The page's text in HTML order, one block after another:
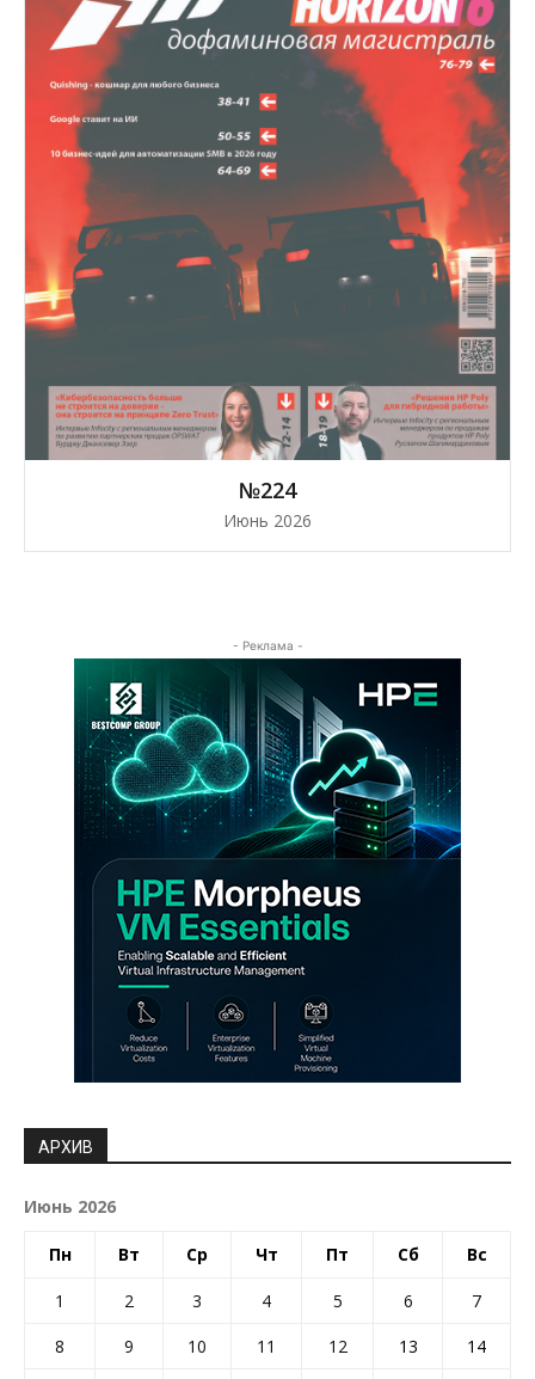
№224
Июнь 2026
- Реклама -
АРХИВ
Июнь 2026
Пн Вт Ср Чт Пт Сб Вс
1 2 3 4 5 6
7
8
9 10 11 12 13
14